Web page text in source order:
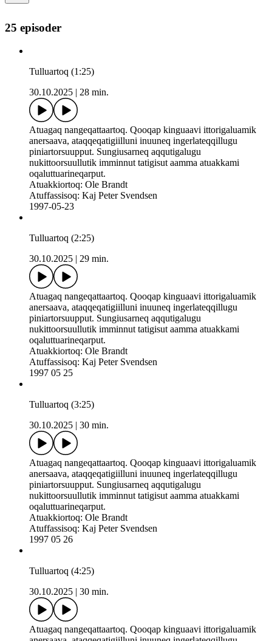
25 episoder
Tulluartoq (1:25)
30.10.2025
28 min.
Atuagaq nangeqattaartoq. Qooqap kinguaavi ittorigaluamik
anersaava, ataqqeqatigiilluni inuuneq ingerlateqqillugu
piniartorsuupput. Sungiusarneq aqqutigalugu
nukittoorsuullutik imminnut tatigisut aamma atuakkami
oqaluttuarineqarput.
Atuakkiortoq: Ole Brandt
Atuffassisoq: Kaj Peter Svendsen
1997-05-23
Tulluartoq (2:25)
30.10.2025
29 min.
Atuagaq nangeqattaartoq. Qooqap kinguaavi ittorigaluamik
anersaava, ataqqeqatigiilluni inuuneq ingerlateqqillugu
piniartorsuupput. Sungiusarneq aqqutigalugu
nukittoorsuullutik imminnut tatigisut aamma atuakkami
oqaluttuarineqarput.
Atuakkiortoq: Ole Brandt
Atuffassisoq: Kaj Peter Svendsen
1997 05 25
Tulluartoq (3:25)
30.10.2025
30 min.
Atuagaq nangeqattaartoq. Qooqap kinguaavi ittorigaluamik
anersaava, ataqqeqatigiilluni inuuneq ingerlateqqillugu
piniartorsuupput. Sungiusarneq aqqutigalugu
nukittoorsuullutik imminnut tatigisut aamma atuakkami
oqaluttuarineqarput.
Atuakkiortoq: Ole Brandt
Atuffassisoq: Kaj Peter Svendsen
1997 05 26
Tulluartoq (4:25)
30.10.2025
30 min.
Atuagaq nangeqattaartoq. Qooqap kinguaavi ittorigaluamik